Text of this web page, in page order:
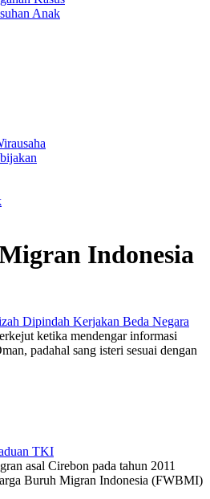
Anak
Indonesia
Dipindah Kerjakan Beda Negara
ketika mendengar informasi
padahal sang isteri sesuai dengan
TKI
asal Cirebon pada tahun 2011
Buruh Migran Indonesia (FWBMI)